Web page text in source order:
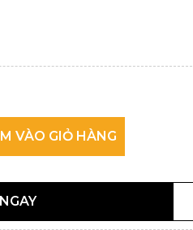
VÀO GIỎ HÀNG